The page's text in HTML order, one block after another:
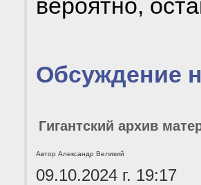
вероятно,
Обсуждение
Гигантский архив
Автор Александр Великий
09.10.2024 г. 19:17